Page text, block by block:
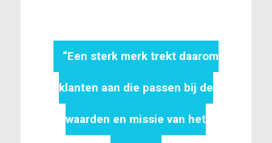
“Een sterk merk trekt daarom
klanten aan die passen bij de
waarden en missie van het